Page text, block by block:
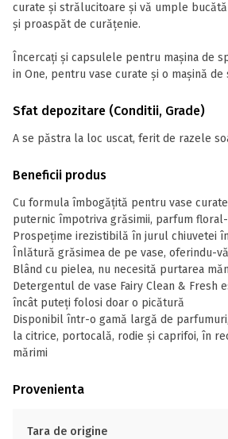
curate și strălucitoare și vă umple
și proaspăt de curățenie.
Încercați și capsulele pentru mașina de
in One, pentru vase curate și o mașină
Sfat depozitare (Conditii, Grade)
A se păstra la loc uscat, ferit de razele
Beneficii produs
Cu formula îmbogățită pentru vase
puternic împotriva grăsimii, parfum
Prospețime irezistibilă în jurul chiuvetei
Înlătură grăsimea de pe vase, oferindu-
Blând cu pielea, nu necesită purtarea
Detergentul de vase Fairy Clean & Fresh
încât puteți folosi doar o picătură
Disponibil într-o gamă largă de
la citrice, portocală, rodie și caprifoi, în
mărimi
Provenienta
Tara de origine